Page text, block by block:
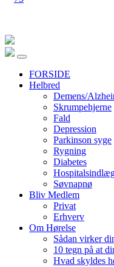
FORSIDE
Helbred
Demens/
Skrumpehjerne
Fald
Depression
Parkinson syge
Rygning
Diabetes
Søvnapnø
Bliv Medlem
Privat
Erhverv
Om Hørelse
Sådan virker
10 tegn på at
Hvad skyldes